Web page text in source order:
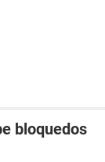
bloquedos